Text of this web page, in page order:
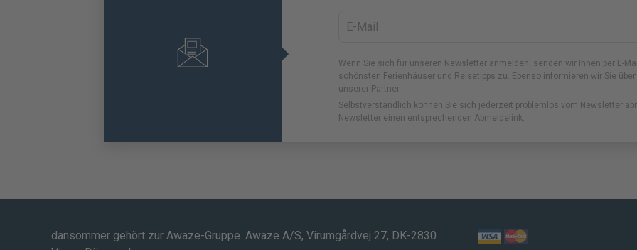
Wenn Sie sich für unseren Newsletter anmelden, senden wir Ihnen per E-
schönsten Ferienhäuser und Reisetipps zu. Ebenso informieren wir Sie
unserer Partner.
Selbstverständlich können Sie sich jederzeit problemlos vom Newsletter
Newsletter einen entsprechenden Abmeldelink.
dansommer gehört zur Awaze-Gruppe. Awaze A/S, Virumgårdvej 27, DK-2830